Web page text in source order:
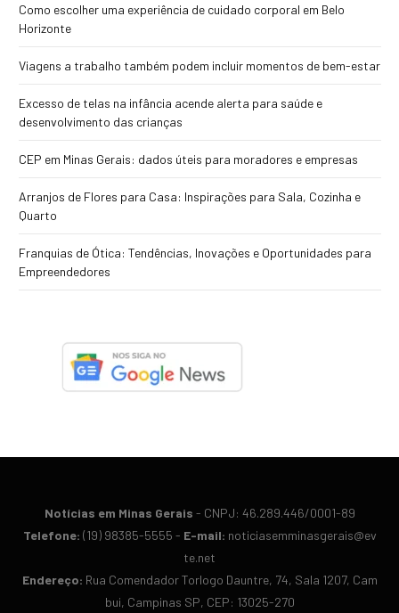
Como escolher uma experiência de cuidado corporal em Belo
Horizonte
Viagens a trabalho também podem incluir momentos de bem-estar
Excesso de telas na infância acende alerta para saúde e
desenvolvimento das crianças
CEP em Minas Gerais: dados úteis para moradores e empresas
Arranjos de Flores para Casa: Inspirações para Sala, Cozinha e
Quarto
Franquias de Ótica: Tendências, Inovações e Oportunidades para
Empreendedores
Notícias em Minas Gerais - CN​PJ: 46.​289.​446/​0001-​89
Te​lefone: (19) 98​385-​5555 - E-​mail: noticiasemminasgerais@​ev​
te.​net
En​der​eço: Rua Co​men​dador Tor​logo Dau​ntre, 74, Sa​la 12​07, Cam​
bui, Cam​pinas SP, C​EP: 13​025-​270